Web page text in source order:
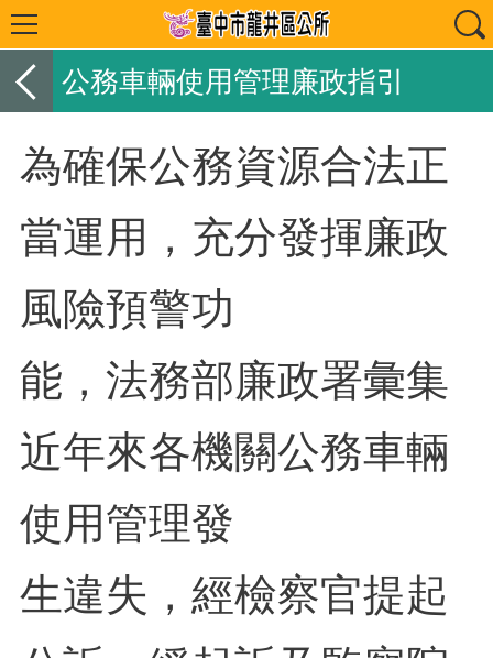
公務車輛使用管理廉政指引
為確保公務資源合法正
當運用，充分發揮廉政
風險預警功
能，法務部廉政署彙集
近年來各機關公務車輛
使用管理發
生違失，經檢察官提起